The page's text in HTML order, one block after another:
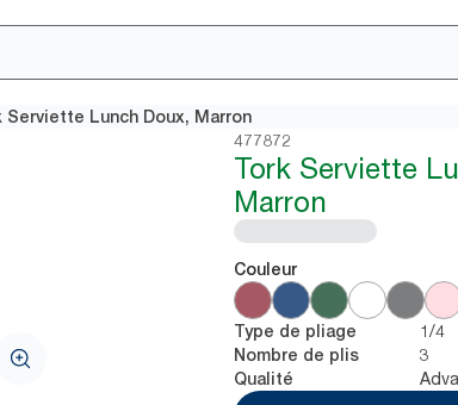
Serviette Lunch Doux, Marron
477872
Tork Serviette
Marron
Couleur
Type de pliage 1/4
Nombre de plis 3
Qualité